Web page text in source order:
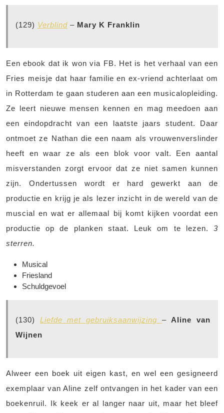
(129) Verblind – Mary K Franklin
Een ebook dat ik won via FB. Het is het verhaal van een
Fries meisje dat haar familie en ex-vriend achterlaat om
in Rotterdam te gaan studeren aan een musicalopleiding.
Ze leert nieuwe mensen kennen en mag meedoen aan
een eindopdracht van een laatste jaars student. Daar
ontmoet ze Nathan die een naam als vrouwenverslinder
heeft en waar ze als een blok voor valt. Een aantal
misverstanden zorgt ervoor dat ze niet samen kunnen
zijn. Ondertussen wordt er hard gewerkt aan de
productie en krijg je als lezer inzicht in de wereld van de
muscial en wat er allemaal bij komt kijken voordat een
productie op de planken staat. Leuk om te lezen. 3
sterren.
Musical
Friesland
Schuldgevoel
(130) Liefde met gebruiksaanwijzing –Aline van
Wijnen
Alweer een boek uit eigen kast, en wel een gesigneerd
exemplaar van Aline zelf ontvangen in het kader van een
boekenruil. Ik keek er al langer naar uit, maar het bleef